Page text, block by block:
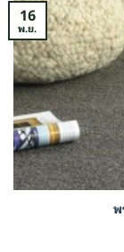
พ
16
พ.ย.